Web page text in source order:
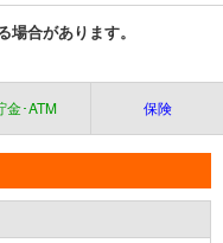
合があります。
金･ATM 保険